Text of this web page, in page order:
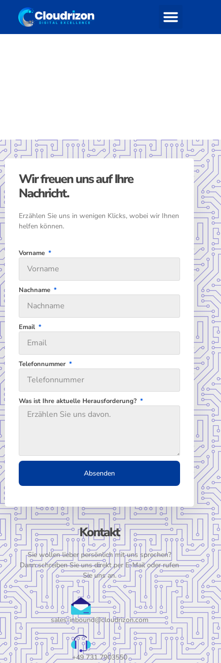
Gemeinsam entwickeln
wir Ihre Observability
Wir freuen uns auf Ihre
Nachricht.
Erzählen Sie uns in wenigen Klicks, wobei wir Ihnen
helfen können.
Vorname
Nachname
Email
Telefonnummer
Was ist Ihre aktuelle Herausforderung?
Absenden
Kontakt
Sie wollen lieber persönlich mit uns sprechen?
Dann schreiben Sie uns direkt per E-Mail oder rufen
Sie uns an.
sales-inbound@cloudrizon.com
+49 731 7903550